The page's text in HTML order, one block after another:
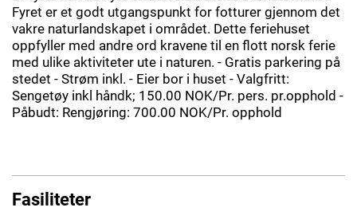
Fyret er et godt utgangspunkt for fotturer gjennom det
vakre naturlandskapet i området. Dette feriehuset
oppfyller med andre ord kravene til en flott norsk ferie
med ulike aktiviteter ute i naturen. - Gratis parkering på
stedet - Strøm inkl. - Eier bor i huset - Valgfritt:
Sengetøy inkl håndk; 150.00 NOK/Pr. pers. pr.opphold -
Påbudt: Rengjøring: 700.00 NOK/Pr. opphold
Fasiliteter